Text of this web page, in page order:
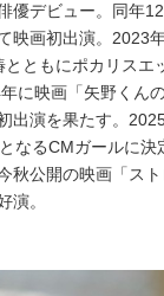
優デビュー。同年
映画初出演。2023
ともにポカリスエ
に映画「矢野くん
出演を果たす。
なるCMガールに決
秋公開の映画「スト
演。